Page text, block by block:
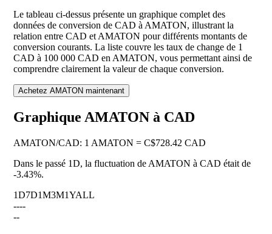
Le tableau ci-dessus présente un graphique complet des
données de conversion de CAD à AMATON, illustrant la
relation entre CAD et AMATON pour différents montants de
conversion courants. La liste couvre les taux de change de 1
CAD à 100 000 CAD en AMATON, vous permettant ainsi de
comprendre clairement la valeur de chaque conversion.
Achetez AMATON maintenant
Graphique AMATON à CAD
AMATON/CAD: 1 AMATON = C$728.42 CAD
Dans le passé 1D, la fluctuation de AMATON à CAD était de
-3.43%.
1D7D1M3M1YALL
----
--